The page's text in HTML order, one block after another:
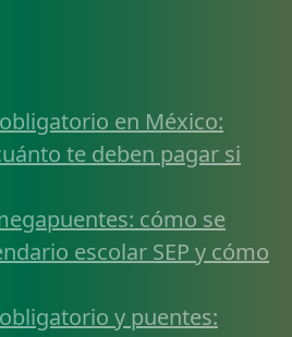
en México:
te deben pagar si
cómo se
escolar SEP y cómo
y puentes: